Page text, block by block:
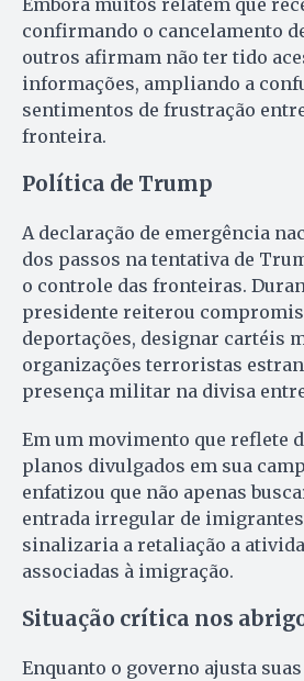
Embora muitos relatem que
confirmando o cancelamento
outros afirmam não ter tido
informações, ampliando a
sentimentos de frustração
fronteira.
Política de Trump
A declaração de emergência
dos passos na tentativa de
o controle das fronteiras.
presidente reiterou
deportações, designar cartéis
organizações terroristas
presença militar na divisa
Em um movimento que reflete
planos divulgados em sua
enfatizou que não apenas
entrada irregular de
sinalizaria a retaliação a
associadas à imigração.
Situação crítica nos
Enquanto o governo ajusta